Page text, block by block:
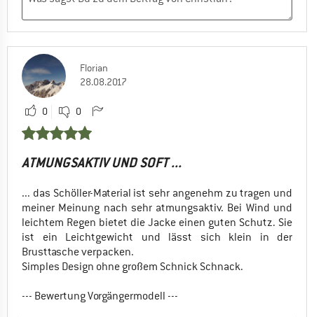
Florian
28.08.2017
0 0
ATMUNGSAKTIV UND SOFT ...
... das Schöller-Material ist sehr angenehm zu tragen und
meiner Meinung nach sehr atmungsaktiv. Bei Wind und
leichtem Regen bietet die Jacke einen guten Schutz. Sie
ist ein Leichtgewicht und lässt sich klein in der
Brusttasche verpacken.
Simples Design ohne großem Schnick Schnack.
--- Bewertung Vorgängermodell ---